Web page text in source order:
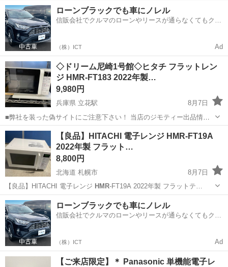
東京 渋谷区 代々木八幡駅 キッチン家電
ローンブラックでも車にノレル
信販会社でクルマのローンやリースが通らなくてもクル
（株）ICT Ad
◇ドリーム尼崎1号館◇ヒタチ フラットレン
ジ HMR-FT183 2022年製…
9,980円
兵庫県 立花駅
8月7日
■弊社を装った偽サイトにご注意下さい！ 当店のジモティー出品情
報、画像が複数の偽サイトに転載されていることが確認されておりま
す。 これらのサイトに関しましては、当店とは一切関係がございませ
ん。 偽サイトへのアクセスや個...
兵庫 尼崎市 立花駅 キッチン家電
【良品】HITACHI 電子レンジ HMR-FT19A
2022年製 フラット…
8,800円
北海道 札幌市
8月7日
【良品】HITACHI 電子レンジ HMR-FT19A 2022年製 フラットテ…
北海道 札幌市 キッチン家電 HMR
ローンブラックでも車にノレル
信販会社でクルマのローンやリースが通らなくてもクル
（株）ICT Ad
【ご来店限定】＊ Panasonic 単機能電子レ